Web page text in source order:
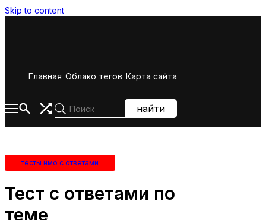
Skip to content
Главная Облако тегов Карта сайта
найти
тесты нмо с ответами
Тест с ответами по
теме